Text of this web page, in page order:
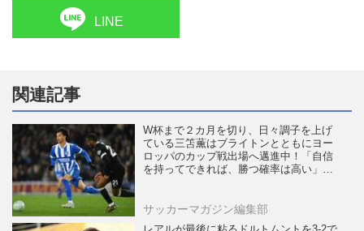
LINE
関連記事
W杯まで２カ月を切り、日々調子を上げ
ている三笘薫はブライトンとともにヨー
ロッパのカップ戦出場へ邁進中！「自信
を持ってできれば、勝つ確率は高い」
サッカーマガジン編集部